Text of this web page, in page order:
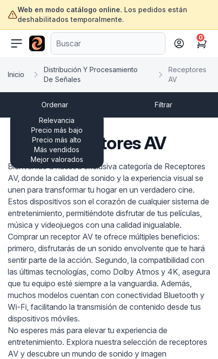
Web en modo catálogo online. Los pedidos están
deshabilitados temporalmente.
ofertasinformatica.com
Cart
0
Inicio
Distribución Y Procesamiento
De Señales
Receptores
AV
Ordenar
Relevancia
Precio más bajo
Precio más alto
Más vendidos
Mejor valorados
Filtrar
Receptores AV
Bienvenido a nuestra exclusiva categoría de Receptores
AV, donde la calidad de sonido y la experiencia visual se
unen para transformar tu hogar en un verdadero cine.
Estos dispositivos son el corazón de cualquier sistema de
entretenimiento, permitiéndote disfrutar de tus películas,
música y videojuegos con una calidad inigualable.
Comprar un receptor AV te ofrece múltiples beneficios:
primero, disfrutarás de un sonido envolvente que te hará
sentir parte de la acción. Segundo, la compatibilidad con
las últimas tecnologías, como Dolby Atmos y 4K, asegura
que tu equipo esté siempre a la vanguardia. Además,
muchos modelos cuentan con conectividad Bluetooth y
Wi-Fi, facilitando la transmisión de contenido desde tus
dispositivos móviles.
No esperes más para elevar tu experiencia de
entretenimiento. Explora nuestra selección de receptores
AV y descubre un mundo de sonido y imagen